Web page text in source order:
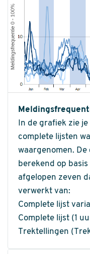
In de grafiek zie
complete lijsten
waargenomen.
berekend op
afgelopen zeven
verwerkt van:
Complete lijst
Complete lijst (1
Trektellingen